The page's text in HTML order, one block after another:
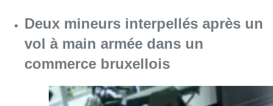
Deux mineurs interpellés après un
vol à main armée dans un
commerce bruxellois